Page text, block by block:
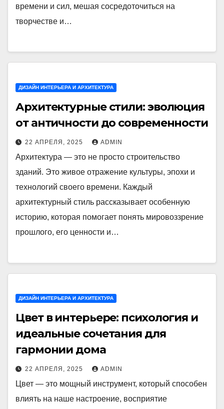
времени и сил, мешая сосредоточиться на
творчестве и…
ДИЗАЙН ИНТЕРЬЕРА И АРХИТЕКТУРА
Архитектурные стили: эволюция
от античности до современности
22 АПРЕЛЯ, 2025 ADMIN
Архитектура — это не просто строительство
зданий. Это живое отражение культуры, эпохи и
технологий своего времени. Каждый
архитектурный стиль рассказывает особенную
историю, которая помогает понять мировоззрение
прошлого, его ценности и…
ДИЗАЙН ИНТЕРЬЕРА И АРХИТЕКТУРА
Цвет в интерьере: психология и
идеальные сочетания для
гармонии дома
22 АПРЕЛЯ, 2025 ADMIN
Цвет — это мощный инструмент, который способен
влиять на наше настроение, восприятие